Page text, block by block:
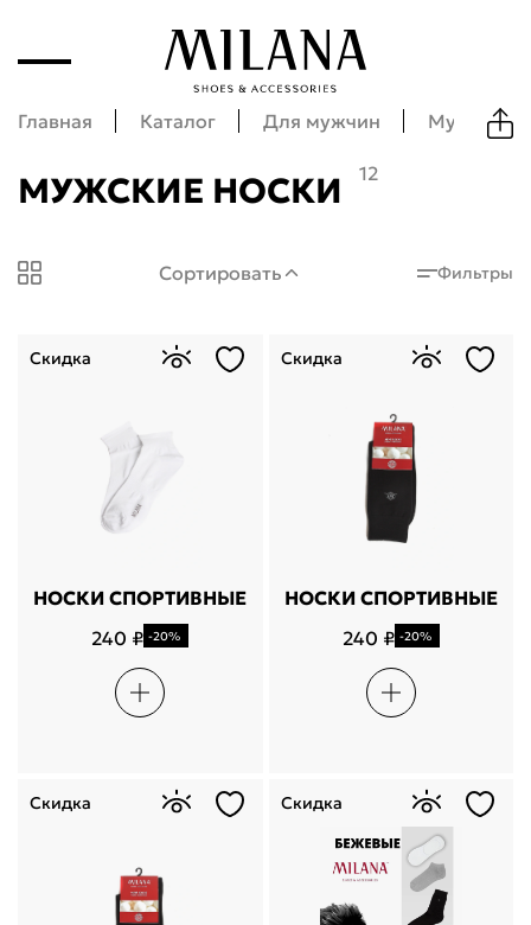
Главная Каталог Для мужчин Мужские
МУЖСКИЕ НОСКИ 12
Сортировать Фильтры
НОСКИ СПОРТИВНЫЕ
240 ₽ -20%
Скидка
НОСКИ СПОРТИВНЫЕ
240 ₽ -20%
Скидка
Скидка Скидка
Войти или
Milana ID По паролю
Телефон / Telegram
Укажите свой город